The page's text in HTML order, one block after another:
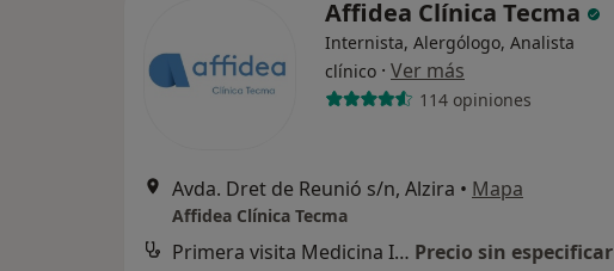
Affidea Clínica Tecma
Internista, Alergólogo, Analista
clínico · Ver más
114 opiniones
Avda. Dret de Reunió s/n, Alzira • Mapa
Affidea Clínica Tecma
Primera visita Medicina Interna Precio sin especificar